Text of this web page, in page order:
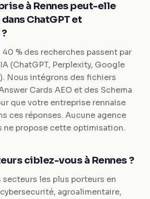
à Rennes peut-elle
ChatGPT et
40 % des recherches passent par
(ChatGPT, Perplexity, Google
Nous intégrons des fichiers
Cards AEO et des Schema
que votre entreprise rennaise
ces réponses. Aucune agence
ne propose cette optimisation.
ciblez-vous à Rennes ?
secteurs les plus porteurs en
agroalimentaire,